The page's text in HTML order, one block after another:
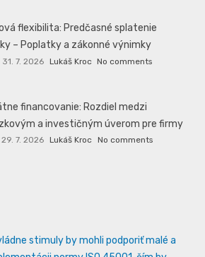
flexibilita: Predčasné splatenie
– Poplatky a zákonné výnimky
31. 7. 2026 Lukáš Kroc No comments
financovanie: Rozdiel medzi
a investičným úverom pre firmy
29. 7. 2026 Lukáš Kroc No comments
stimuly by mohli podporiť malé a